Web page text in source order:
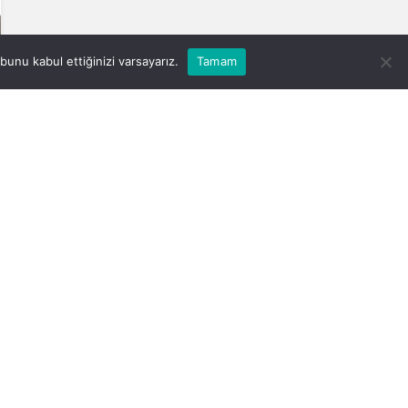
kabul ettiğinizi varsayarız. Tamam